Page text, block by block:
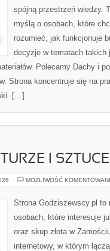
spójną przestrzeń wiedzy.
myślą o osobach, które
rozumieć, jak funkcjonuje
decyzje w tematach takich
Polecamy Dachy i
Strona koncentruje się na
[…]
I SZTUCE
MOŻLIWOŚĆ
Strona Godziszewscy.pl
osobach, które interesuje
oraz skup złota w
internetowy, w którym